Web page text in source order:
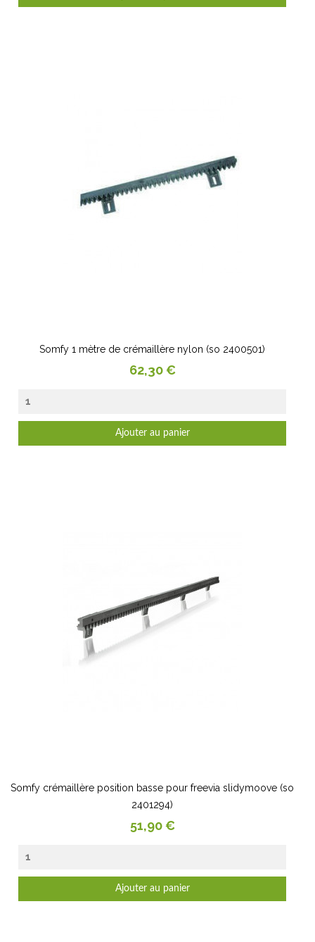
Somfy 1 mètre de crémaillère nylon (so 2400501)
Prix
62,30 €
Ajouter au panier
Somfy crémaillère position basse pour freevia slidymoove (so
2401294)
Prix
51,90 €
Ajouter au panier